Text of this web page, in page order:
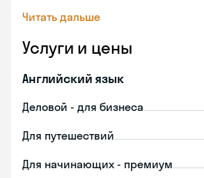
Читать дальше
Услуги и цены
Английский язык
Деловой - для бизнеса
Для путешествий
Для начинающих - премиум